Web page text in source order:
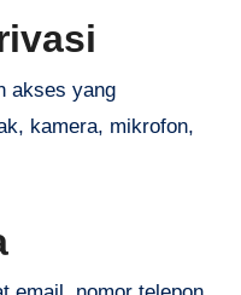
akses yang
kamera, mikrofon,